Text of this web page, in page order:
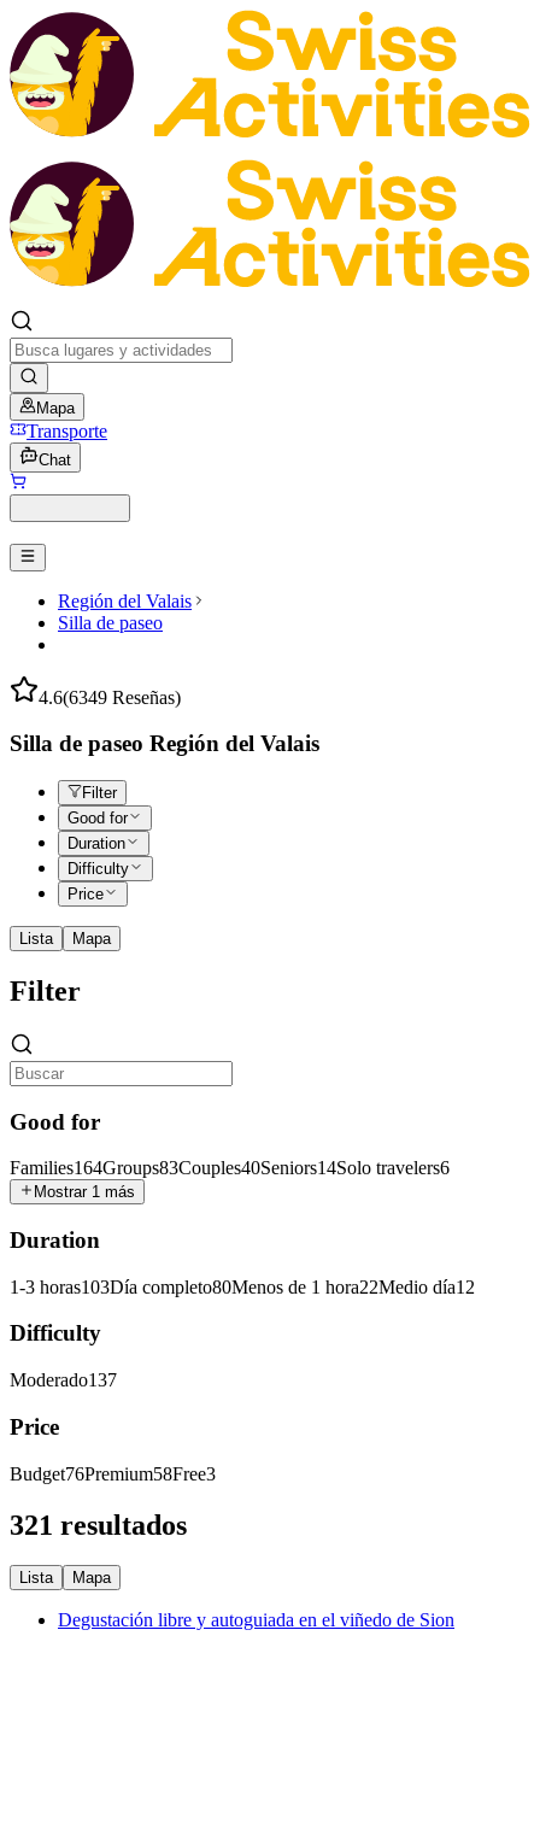
Mapa
Transporte
Chat
Región del Valais
Silla de paseo
4.6(6349 Reseñas)
Silla de paseo Región del Valais
Filter
Good for
Duration
Difficulty
Price
Lista Mapa
Filter
Good for
Families164Groups83Couples40Seniors14Solo travelers6
Mostrar 1 más
Duration
1-3 horas103Día completo80Menos de 1 hora22Medio día12
Difficulty
Moderado137
Price
Budget76Premium58Free3
321 resultados
Lista Mapa
Degustación libre y autoguiada en el viñedo de Sion